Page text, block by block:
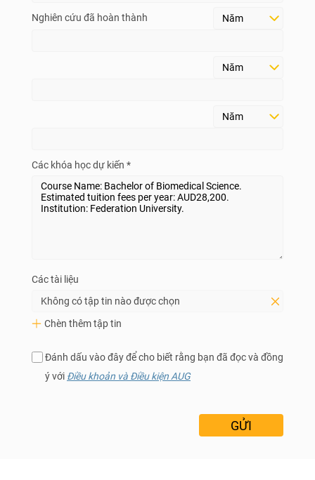
Nghiên cứu đã hoàn thành
Các khóa học dự kiến *
Các tài liệu
Không có tập tin nào được chọn
Chèn thêm tập tin
Đánh dấu vào đây để cho biết rằng bạn đã đọc và đồng
ý với Điều khoản và Điều kiện AUG